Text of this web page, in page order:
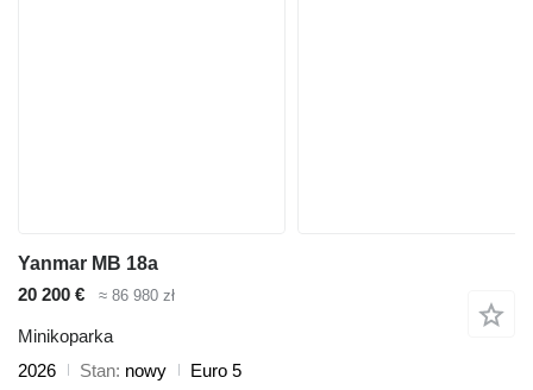
Yanmar MB 18a
20 200 €
≈ 86 980 zł
Minikoparka
2026
Stan nowy
Euro 5